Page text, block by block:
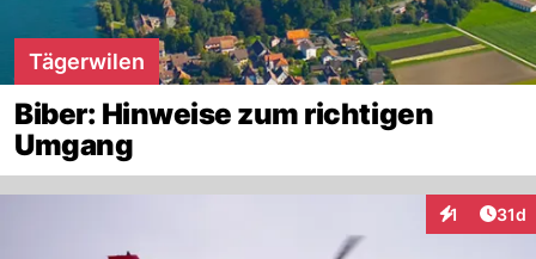
Tägerwilen
Biber: Hinweise zum richtigen
Umgang
1 31d